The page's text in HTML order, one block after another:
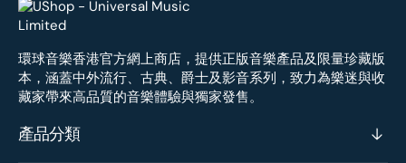
環球音樂香港官方網上商店，提供正版音樂產品及限量珍藏版
本，涵蓋中外流行、古典、爵士及影音系列，致力為樂迷與收
藏家帶來高品質的音樂體驗與獨家發售。
產品分類